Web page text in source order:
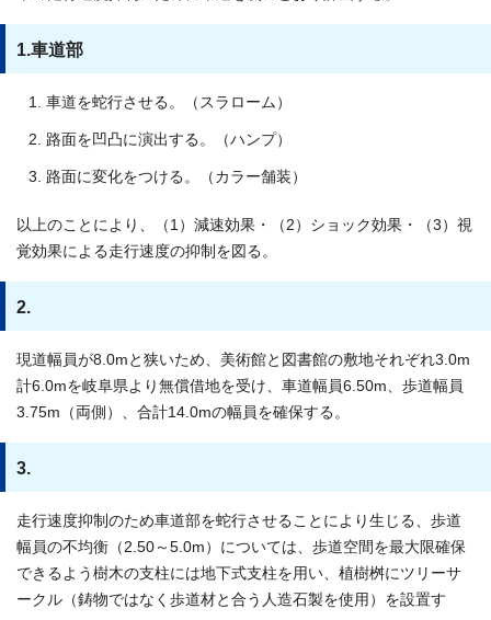
1.車道部
車道を蛇行させる。（スラローム）
路面を凹凸に演出する。（ハンプ）
路面に変化をつける。（カラー舗装）
以上のことにより、（1）減速効果・（2）ショック効果・（3）視
覚効果による走行速度の抑制を図る。
2.
現道幅員が8.0mと狭いため、美術館と図書館の敷地それぞれ3.0m
計6.0mを岐阜県より無償借地を受け、車道幅員6.50m、歩道幅員
3.75m（両側）、合計14.0mの幅員を確保する。
3.
走行速度抑制のため車道部を蛇行させることにより生じる、歩道
幅員の不均衡（2.50～5.0m）については、歩道空間を最大限確保
できるよう樹木の支柱には地下式支柱を用い、植樹桝にツリーサ
ークル（鋳物ではなく歩道材と合う人造石製を使用）を設置す